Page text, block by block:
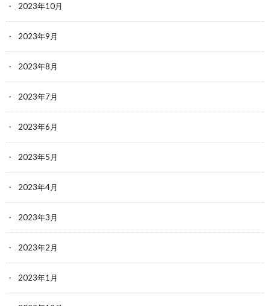
2023年10月
2023年9月
2023年8月
2023年7月
2023年6月
2023年5月
2023年4月
2023年3月
2023年2月
2023年1月